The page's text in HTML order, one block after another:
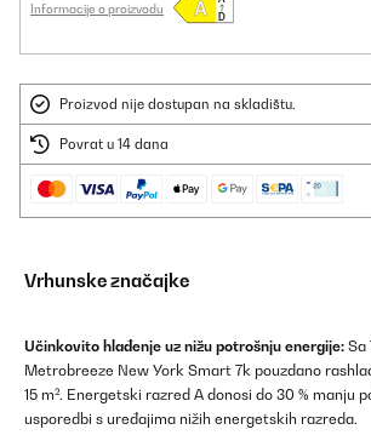
Informacije o proizvodu
Proizvod nije dostupan na skladištu.
Povrat u 14 dana
Vrhunske značajke
Učinkovito hlađenje uz nižu potrošnju energije: Sa
Metrobreeze New York Smart 7k pouzdano
15 m². Energetski razred A donosi do 30 % manju
usporedbi s uređajima nižih energetskih razreda.